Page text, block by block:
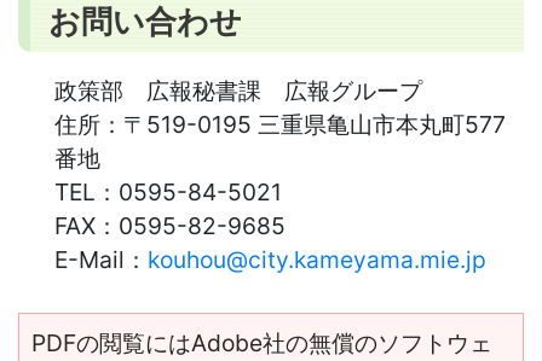
お問い合わせ
政策部 広報秘書課 広報グループ
住所： 〒519-0195 三重県亀山市本丸町577
番地
TEL： 0595-84-5021
FAX： 0595-82-9685
E-Mail： kouhou@city.kameyama.mie.jp
PDFの閲覧にはAdobe社の無償のソフトウェ